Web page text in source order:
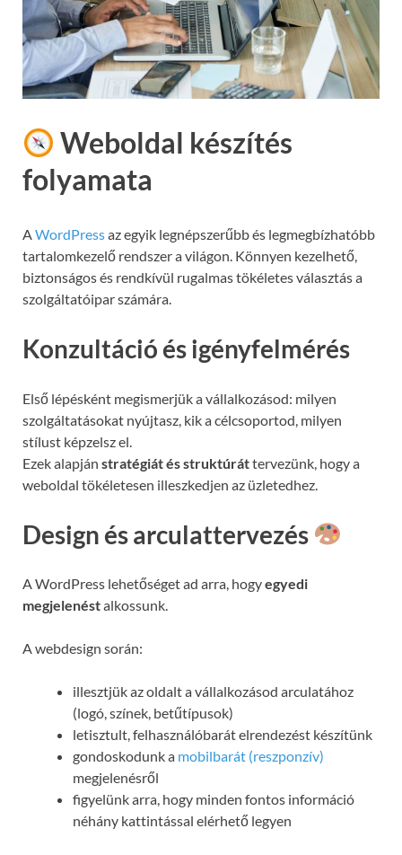
Weboldal készítés
folyamata
AWordPressaz egyik legnépszerűbb és legmegbízhatóbb
tartalomkezelő rendszer a világon. Könnyen kezelhető,
biztonságos és rendkívül rugalmas tökéletes választás a
szolgáltatóipar számára.
Konzultáció és igényfelmérés
Első lépésként megismerjük a vállalkozásod: milyen
szolgáltatásokat nyújtasz, kik a célcsoportod, milyen
stílust képzelsz el.
Ezek alapján stratégiát és struktúráttervezünk, hogy a
weboldal tökéletesen illeszkedjen az üzletedhez.
Design és arculattervezés
A WordPress lehetőséget ad arra, hogyegyedi
megjelenéstalkossunk.
A webdesign során:
illesztjük az oldalt a vállalkozásod arculatához
(logó, színek, betűtípusok)
letisztult, felhasználóbarát elrendezést készítünk
gondoskodunk a mobilbarát (reszponzív)
megjelenésről
figyelünk arra, hogy minden fontos információ
néhány kattintással elérhető legyen